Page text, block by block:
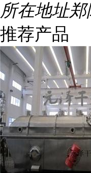
所在地址郑
推荐产品